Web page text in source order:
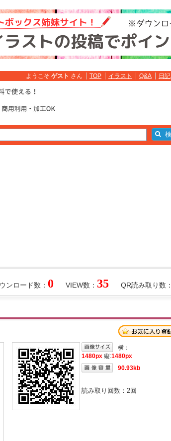
ようこそ ゲスト さん TOP イラスト Q&A 日記
QR読み取り数：
VIEW数： 35
ンロード数： 0
横：
1480px 縦:1480px
90.93kb
読み取り回数： 2回